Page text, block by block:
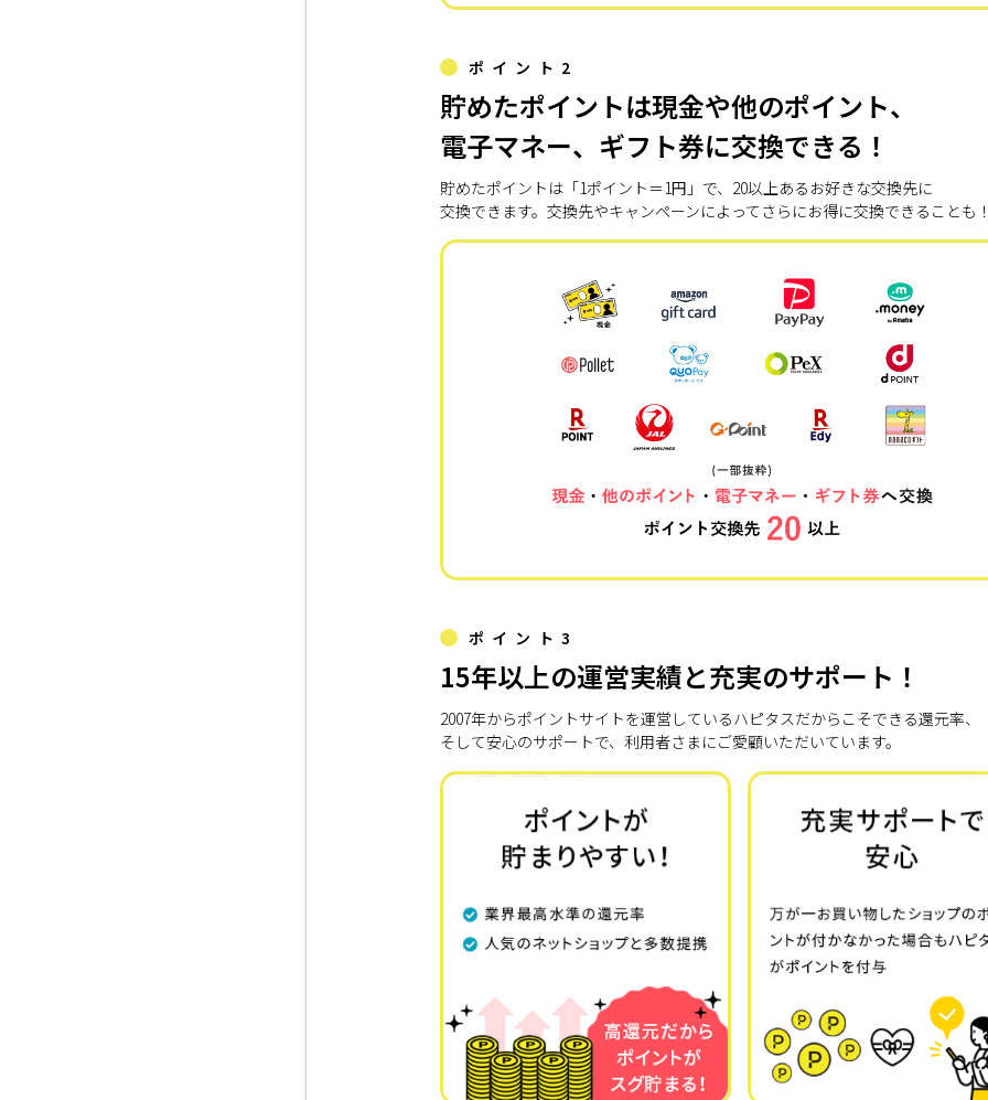
ポイント2
貯めたポイントは現金や他のポイント、
電子マネー、ギフト券に交換できる！
貯めたポイントは「1ポイント＝1円」で、20以上あるお好きな交換先に
交換できます。交換先やキャンペーンによってさらにお得に交換できることも
ポイント3
15年以上の運営実績と充実のサポート！
2007年からポイントサイトを運営しているハピタスだからこそできる還元率、
そして安心のサポートで、利用者さまにご愛顧いただいています。